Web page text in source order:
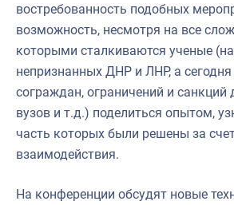
востребованность подобных
возможность, несмотря на все
которыми сталкиваются ученые
непризнанных ДНР и ЛНР, а
сограждан, ограничений и
вузов и т.д.) поделиться опытом,
часть которых были решены за
взаимодействия.
На конференции обсудят новые